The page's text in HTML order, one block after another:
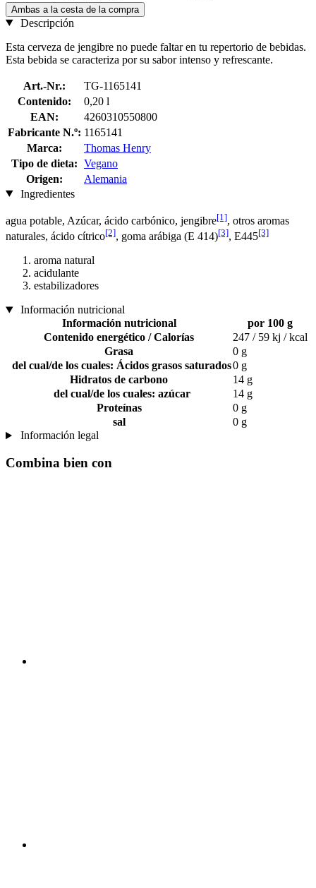
Ambas a la cesta de la compra
Descripción
Esta cerveza de jengibre no puede faltar en tu repertorio de bebidas.
Esta bebida se caracteriza por su sabor intenso y refrescante.
Art.-Nr.:
TG-1165141
Contenido:
0,20 l
EAN:
4260310550800
Fabricante N.º: 1165141
Marca:
Thomas Henry
Tipo de dieta: Vegano
Origen:
Alemania
Ingredientes
agua potable, Azúcar, ácido carbónico, jengibre[1], otros aromas
naturales, ácido cítrico[2], goma arábiga (E 414)[3], E445[3]
aroma natural
acidulante
estabilizadores
Información nutricional
Información nutricional
por 100 g
Contenido energético / Calorías
247 / 59 kj / kcal
Grasa
0 g
del cual/de los cuales: Ácidos grasos saturados0 g
Hidratos de carbono
14 g
del cual/de los cuales: azúcar
14 g
Proteínas
0 g
sal
0 g
Información legal
Combina bien con